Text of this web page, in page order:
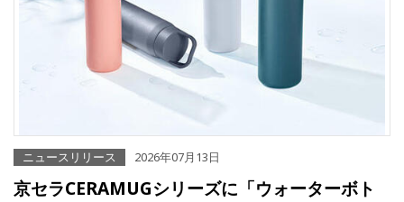
ニュースリリース 2026年07月13日
京セラCERAMUGシリーズに「ウォーターボト